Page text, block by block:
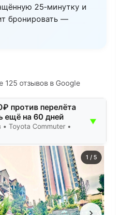
25‑минутку и
бронировать —
125 отзывов в Google
против перелёта
ещё на 60 дней
Toyota Commuter •
▼
1 / 5